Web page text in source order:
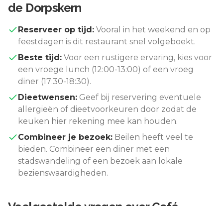
de Dorpskern
Reserveer op tijd: Vooral in het weekend en op
feestdagen is dit restaurant snel volgeboekt.
Beste tijd: Voor een rustigere ervaring, kies voor
een vroege lunch (12:00-13:00) of een vroeg
diner (17:30-18:30).
Dieetwensen: Geef bij reservering eventuele
allergieën of dieetvoorkeuren door zodat de
keuken hier rekening mee kan houden.
Combineer je bezoek: Beilen heeft veel te
bieden. Combineer een diner met een
stadswandeling of een bezoek aan lokale
bezienswaardigheden.